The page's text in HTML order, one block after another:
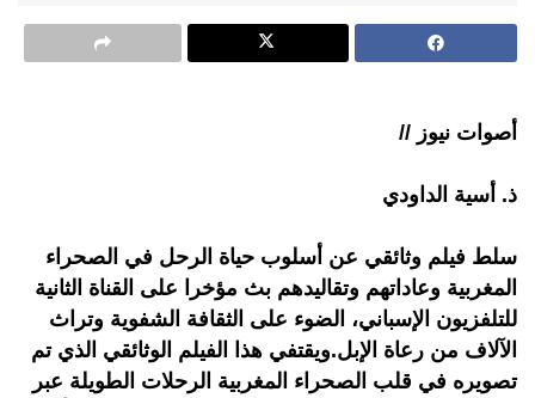
أصوات نيوز //
ذ. أسية الداودي
سلط فيلم وثائقي عن أسلوب حياة الرحل في الصحراء
المغربية وعاداتهم وتقاليدهم بث مؤخرا على القناة الثانية
للتلفزيون الإسباني، الضوء على الثقافة الشفوية وتراث
الآلاف من رعاة الإبل.ويقتفي هذا الفيلم الوثائقي الذي تم
تصويره في قلب الصحراء المغربية الرحلات الطويلة عبر